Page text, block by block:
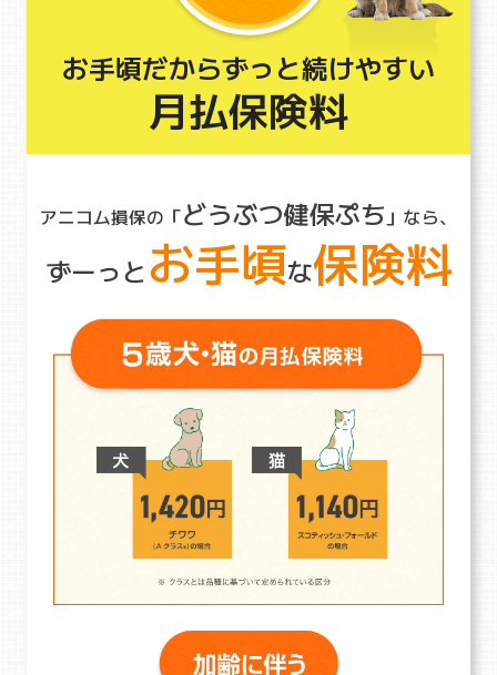
お手頃だからずっと続けやすい
月払保険料
アニコム損保の「どうぶつ健保ぷち 」なら、
ずーっとお手頃な保険料